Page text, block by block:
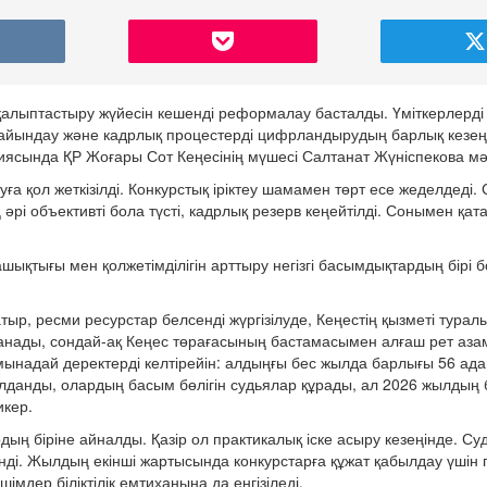
жүйесін кешенді реформалау басталды.
және кадрлық процестерді цифрландырудың барлық кезеңі
ҚР Жоғары Сот Кеңесінің мүшесі Салтанат Жүніспекова
жеткізілді. Конкурстық іріктеу шамамен төрт есе
объективті бола түсті, кадрлық резерв кеңейтілді. Сонымен
мен қолжетімділігін арттыру негізгі басымдықтардың бірі
ресми ресурстар белсенді жүргізілуде, Кеңестің қызметі
сондай-ақ Кеңес төрағасының бастамасымен алғаш рет
деректерді келтірейін: алдыңғы бес жылда барлығы 56
олардың басым бөлігін судьялар құрады, ал 2026 жылдың
біріне айналды. Қазір ол практикалық іске асыру кезеңінде.
Жылдың екінші жартысында конкурстарға құжат қабылдау үшін
біліктілік емтиханына да енгізіледі.